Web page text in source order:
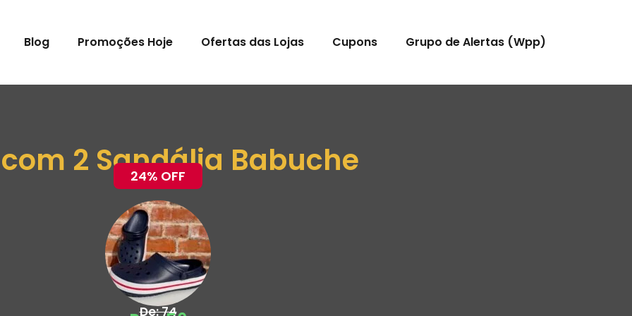
Blog Promoções Hoje Ofertas das Lojas Cupons Grupo de Alertas (Wpp)
2 Sandália Babuche
24% OFF
De: 74